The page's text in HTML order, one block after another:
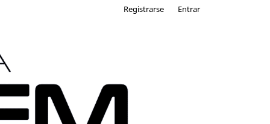
Registrarse Entrar